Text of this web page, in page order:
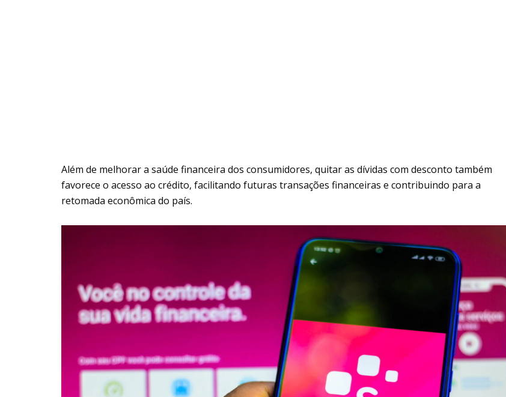
Além de melhorar a saúde financeira dos consumidores, quitar as dívidas com desconto também
favorece o acesso ao crédito, facilitando futuras transações financeiras e contribuindo para a
retomada econômica do país.